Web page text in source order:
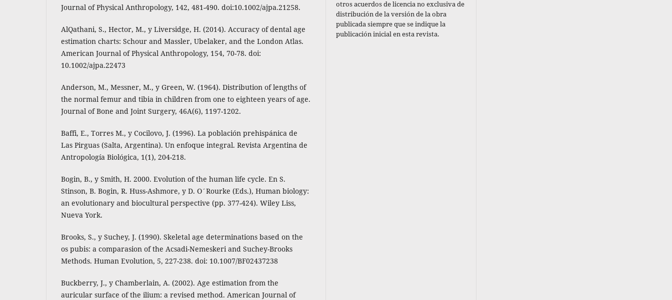
Journal of Physical Anthropology, 142, 481-490. doi:10.1002/ajpa.21258.
AlQathani, S., Hector, M., y Liversidge, H. (2014). Accuracy of dental age
estimation charts: Schour and Massler, Ubelaker, and the London Atlas.
American Journal of Physical Anthropology, 154, 70-78. doi:
10.1002/ajpa.22473
Anderson, M., Messner, M., y Green, W. (1964). Distribution of lengths of
the normal femur and tibia in children from one to eighteen years of age.
Journal of Bone and Joint Surgery, 46A(6), 1197-1202.
Baffi, E., Torres M., y Cocilovo, J. (1996). La población prehispánica de
Las Pirguas (Salta, Argentina). Un enfoque integral. Revista Argentina de
Antropología Biológica, 1(1), 204-218.
Bogin, B., y Smith, H. 2000. Evolution of the human life cycle. En S.
Stinson, B. Bogin, R. Huss-Ashmore, y D. O´Rourke (Eds.), Human biology:
an evolutionary and biocultural perspective (pp. 377-424). Wiley Liss,
Nueva York.
Brooks, S., y Suchey, J. (1990). Skeletal age determinations based on the
os pubis: a comparasion of the Acsadi-Nemeskeri and Suchey-Brooks
Methods. Human Evolution, 5, 227-238. doi: 10.1007/BF02437238
Buckberry, J., y Chamberlain, A. (2002). Age estimation from the
auricular surface of the ilium: a revised method. American Journal of
otros acuerdos de licencia no exclusiva de
distribución de la versión de la obra
publicada siempre que se indique la
publicación inicial en esta revista.